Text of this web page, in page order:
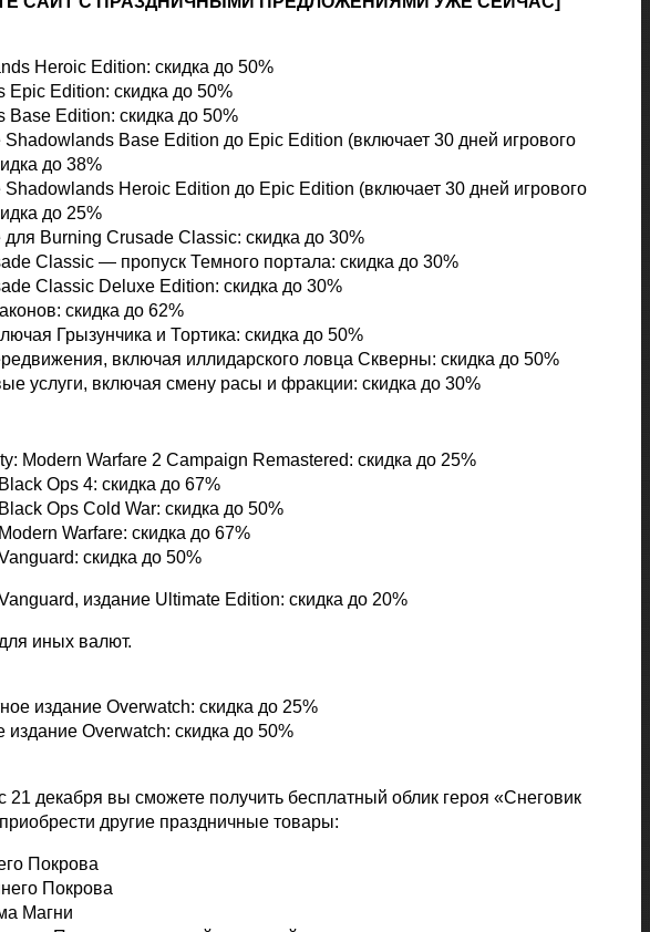
Heroic Edition: скидка до 50%
Epic Edition: скидка до 50%
Base Edition: скидка до 50%
Base Edition до Epic Edition (включает 30 дней игрового
до 38%
Heroic Edition до Epic Edition (включает 30 дней игрового
до 25%
Burning Crusade Classic: скидка до 30%
Classic — пропуск Темного портала: скидка до 30%
Classic Deluxe Edition: скидка до 30%
скидка до 62%
Грызунчика и Тортика: скидка до 50%
включая иллидарского ловца Скверны: скидка до 50%
услуги, включая смену расы и фракции: скидка до 30%
Modern Warfare 2 Campaign Remastered: скидка до 25%
Ops 4: скидка до 67%
Ops Cold War: скидка до 50%
Warfare: скидка до 67%
скидка до 50%
издание Ultimate Edition: скидка до 20%
иных валют.
издание Overwatch: скидка до 25%
издание Overwatch: скидка до 50%
21 декабря вы сможете получить бесплатный облик героя «Снеговик
другие праздничные товары:
Покрова
Покрова
Магни